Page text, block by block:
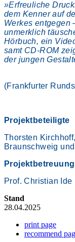
»Erfreuliche
dem Kenner auf
Werkes entgegen
unmerklich
Hörbuch, ein
samt CD-ROM
der jungen
(Frankfurter
Projektbeteiligte
Thorsten
Braunschweig
Projektbetreuung
Prof. Christian Ide
Stand
28.04.2025
print page
recommend